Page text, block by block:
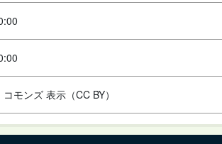
モンズ 表示（CC BY）